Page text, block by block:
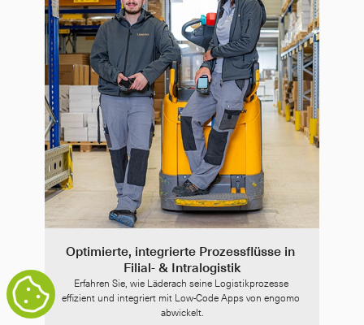
Optimierte, integrierte Prozessflüsse in
Filial- & Intralogistik
Erfahren Sie, wie Läderach seine Logistikprozesse
effizient und integriert mit Low-Code Apps von engomo
abwickelt.